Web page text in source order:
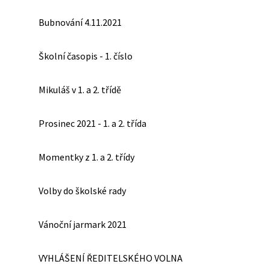
Bubnování 4.11.2021
Školní časopis - 1. číslo
Mikuláš v 1. a 2. třídě
Prosinec 2021 - 1. a 2. třída
Momentky z 1. a 2. třídy
Volby do školské rady
Vánoční jarmark 2021
VYHLÁŠENÍ ŘEDITELSKÉHO VOLNA